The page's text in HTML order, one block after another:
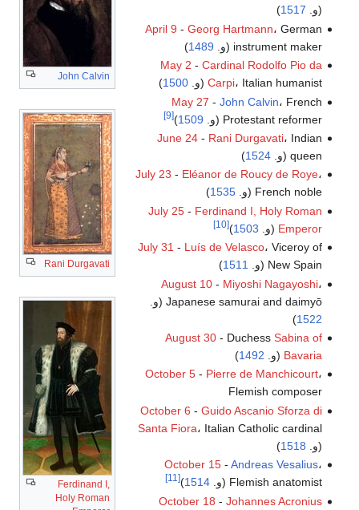
John Calvin
Rani Durgavati
Ferdinand I,
Holy Roman
(و. 1517
)
April 9 - Georg Hartmann، German
instrument maker (و.
1489
)
May 2 - Cardinal Rodolfo Pio da
Carpi، Italian humanist (و. 1500
)
May 27 - John Calvin، French
Protestant reformer (و.
1509
)
[9]
June 24- Rani Durgavati، Indian
queen (و.
1524
)
July 23 - Eléanor de Roucy de Roye،
French noble (و.
1535
)
July 25- Ferdinand I, Holy Roman
Emperor (و. 1503
)
[10]
July 31 - Luís de Velasco، Viceroy of
New Spain (و.
1511
)
August 10- Miyoshi Nagayoshi،
Japanese samurai and daimyō (و.
1522
)
August 30- Duchess Sabina of
Bavaria (و. 1492
)
October 5- Pierre de Manchicourt،
Flemish composer
October 6 - Guido Ascanio Sforza di
Santa Fiora، Italian Catholic cardinal
(و. 1518
)
October 15- Andreas Vesalius،
Flemish anatomist (و.
1514
)
[11]
October 18 - Johannes Acronius